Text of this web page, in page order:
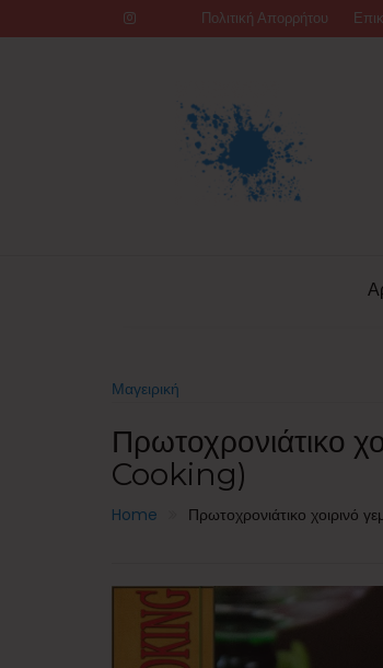
to
Πολιτική Απορρήτου
Μαγειρική
Πρωτοχρονιάτικο
Cooking)
Home Πρωτοχρονιάτικο χοιρινό